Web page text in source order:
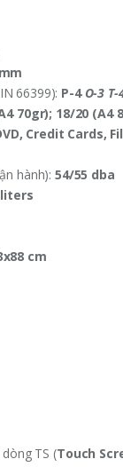
66399): P-4 O-3 T-
70gr); 18/20 (A4
Credit Cards,
hành): 54/55 dba
liters
cm
TS (Touch